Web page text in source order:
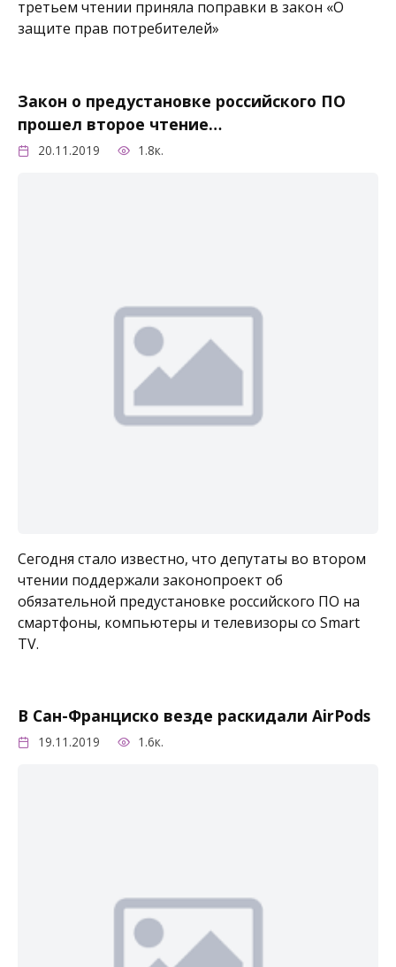
третьем чтении приняла поправки в закон «О
защите прав потребителей»
Закон о предустановке российского ПО
прошел второе чтение…
20.11.2019 1.8к.
Сегодня стало известно, что депутаты во втором
чтении поддержали законопроект об
обязательной предустановке российского ПО на
смартфоны, компьютеры и телевизоры со Smart
TV.
В Сан-Франциско везде раскидали AirPods
19.11.2019 1.6к.